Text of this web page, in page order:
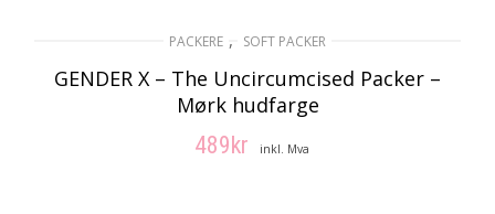
PACKERE , SOFT PACKER
GENDER X – The Uncircumcised Packer –
Mørk hudfarge
489kr inkl. Mva